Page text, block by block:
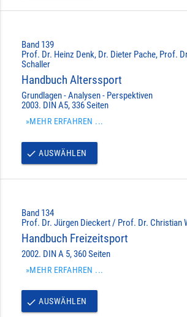
Band 139
Prof. Dr. Heinz Denk, Dr. Dieter Pache, Prof.
Schaller
Handbuch Alterssport
Grundlagen - Analysen - Perspektiven
2003. DIN A5, 336 Seiten
»MEHR ERFAHREN ...
done AUSWÄHLEN
Band 134
Prof. Dr. Jürgen Dieckert / Prof. Dr. Christian
Handbuch Freizeitsport
2002. DIN A 5, 360 Seiten
»MEHR ERFAHREN ...
done AUSWÄHLEN